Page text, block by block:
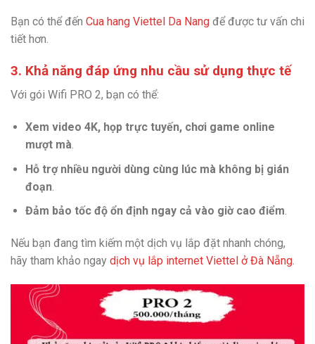
Bạn có thể đến Cua hang Viettel Da Nang để được tư vấn chi
tiết hơn.
3. Khả năng đáp ứng nhu cầu sử dụng thực tế
Với gói Wifi PRO 2, bạn có thể:
Xem video 4K, họp trực tuyến, chơi game online
mượt mà.
Hỗ trợ nhiều người dùng cùng lúc mà không bị gián
đoạn.
Đảm bảo tốc độ ổn định ngay cả vào giờ cao điểm.
Nếu bạn đang tìm kiếm một dịch vụ lắp đặt nhanh chóng,
hãy tham khảo ngay dịch vụ lắp internet Viettel ở Đà Nẵng.